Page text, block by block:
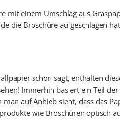
mit einem Umschlag aus
die Broschüre aufgeschlagen
schon sagt, enthalten
Immerhin basiert ein Teil
auf Anhieb sieht, dass das
wie Broschüren optisch